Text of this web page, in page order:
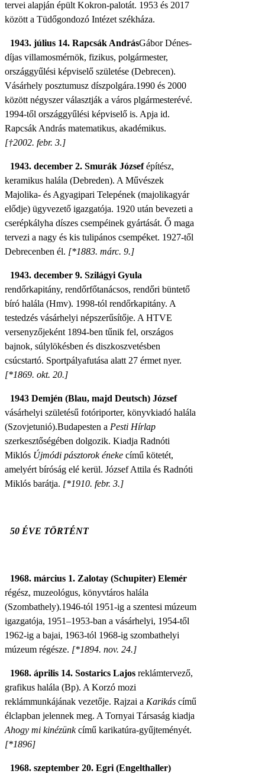
tervei alapján épült Kokron-palotát. 1953 és 2017
között a Tüdőgondozó Intézet székháza.
1943. július 14. Rapcsák AndrásGábor Dénes-
díjas villamosmérnök, fizikus, polgármester,
országgyűlési képviselő születése (Debrecen).
Vásárhely posztumusz díszpolgára.1990 és 2000
között négyszer választják a város plgármesterévé.
1994-től országgyűlési képviselő is. Apja id.
Rapcsák András matematikus, akadémikus.
[†2002. febr. 3.]
1943. december 2. Smurák Józsefépítész,
keramikus halála (Debreden). A Művészek
Majolika- és Agyagipari Telepének (majolikagyár
elődje) ügyvezető igazgatója. 1920 után bevezeti a
cserépkályha díszes csempéinek gyártását. Ő maga
tervezi a nagy és kis tulipános csempéket. 1927-től
Debrecenben él. [*1883. márc. 9.]
1943. december 9. Szilágyi Gyula
rendőrkapitány, rendőrfőtanácsos, rendőri büntető
bíró halála (Hmv). 1998-tól rendőrkapitány. A
testedzés vásárhelyi népszerűsítője. A HTVE
versenyzőjeként 1894-ben tűnik fel, országos
bajnok, súlylökésben és diszkoszvetésben
csúcstartó. Sportpályafutása alatt 27 érmet nyer.
[*1869. okt. 20.]
1943Demjén (Blau, majd Deutsch) József
vásárhelyi születésű fotóriporter, könyvkiadó halála
(Szovjetunió).Budapesten a Pesti Hírlap
szerkesztőségében dolgozik. Kiadja Radnóti
Miklós Újmódi pásztorok éneke című kötetét,
amelyért bíróság elé kerül. József Attila és Radnóti
Miklós barátja. [*1910. febr. 3.]
50 ÉVE TÖRTÉNT
1968. március 1. Zalotay (Schupiter) Elemér
régész, muzeológus, könyvtáros halála
(Szombathely).1946-tól 1951-ig a szentesi múzeum
igazgatója, 1951–1953-ban a vásárhelyi, 1954-től
1962-ig a bajai, 1963-tól 1968-ig szombathelyi
múzeum régésze. [*1894. nov. 24.]
1968. április 14. Sostarics Lajos reklámtervező,
grafikus halála (Bp). A Korzó mozi
reklámmunkájának vezetője. Rajzai a Karikás című
élclapban jelennek meg. A Tornyai Társaság kiadja
Ahogy mi kinézünkcímű karikatúra-gyűjteményét.
[*1896]
1968. szeptember 20. Egri (Engelthaller)